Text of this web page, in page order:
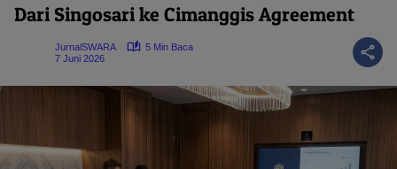
Dari Singosari ke Cimanggis Agreement
JurnalSWARA
5 Min Baca
7 Juni 2026